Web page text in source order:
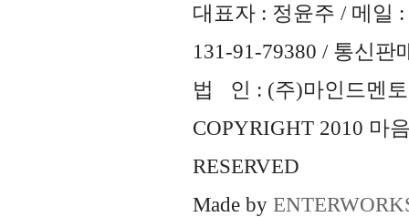
대표자 : 정윤주 / 메일 :
131-91-79380 / 통신판
법 인 : (주)마인드멘토
COPYRIGHT 2010 마
RESERVED
Made by